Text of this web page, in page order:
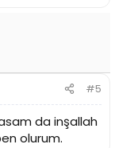
#5
da inşallah
olurum.